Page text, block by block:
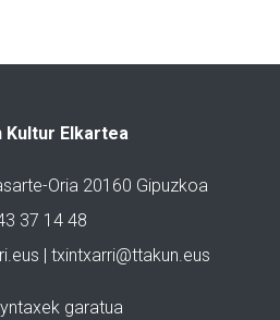
Kultur Elkartea
Oria 20160 Gipuzkoa
37 14 48
| txintxarri@ttakun.eus
garatua